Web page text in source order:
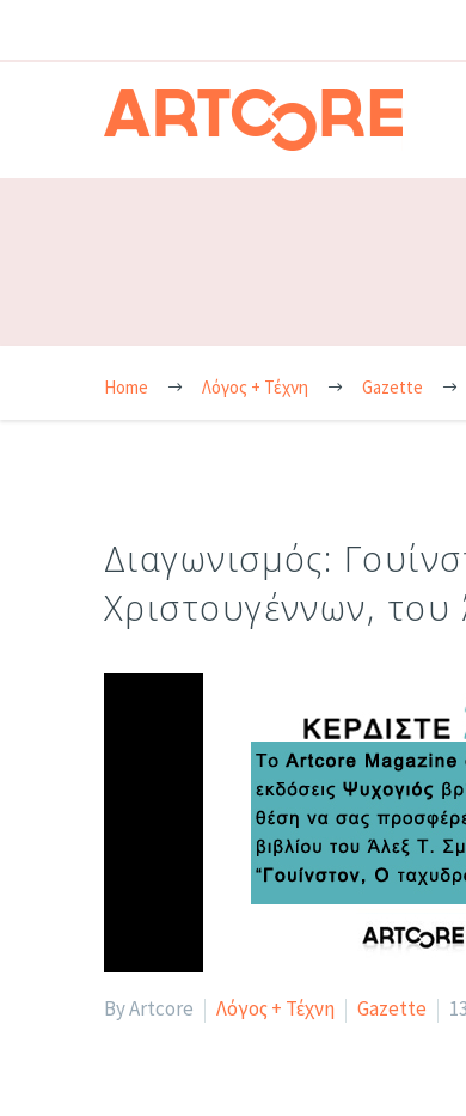
Home Λόγος + Τέχνη Gazette
Διαγωνισμός:
Χριστουγέννων, του
By Artcore Λόγος + Τέχνη Gazette